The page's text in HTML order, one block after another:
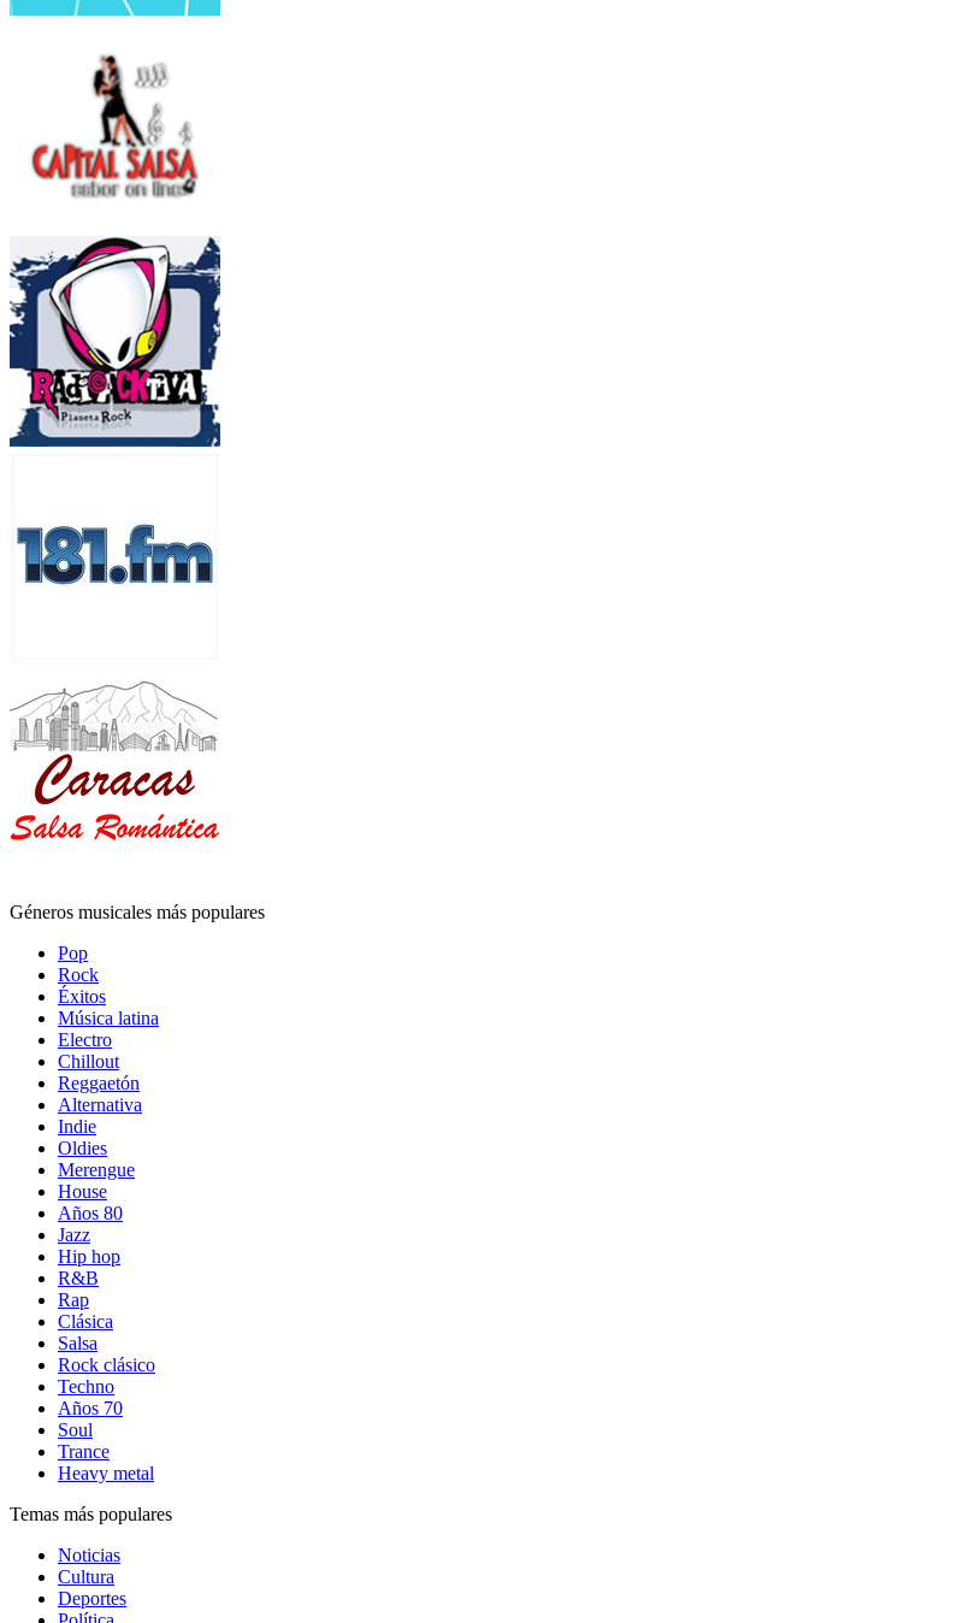
Géneros musicales más populares
Pop
Rock
Éxitos
Música latina
Electro
Chillout
Reggaetón
Alternativa
Indie
Oldies
Merengue
House
Años 80
Jazz
Hip hop
R&B
Rap
Clásica
Salsa
Rock clásico
Techno
Años 70
Soul
Trance
Heavy metal
Temas más populares
Noticias
Cultura
Deportes